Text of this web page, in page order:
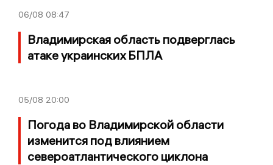
06/08 08:47
Владимирская область подверглась
атаке украинских БПЛА
05/08 20:00
Погода во Владимирской области
изменится под влиянием
североатлантического циклона